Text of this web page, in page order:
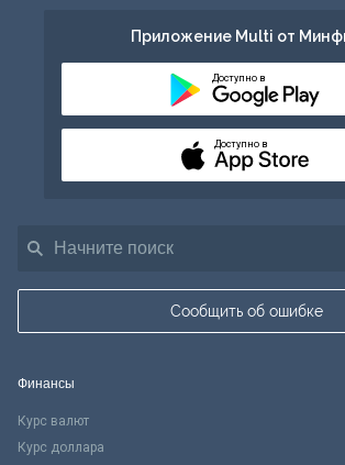
Сообщить об ошибке
Приложение Multi от
Доступно в
Доступно в
Финансы
Курс валют
Курс доллара